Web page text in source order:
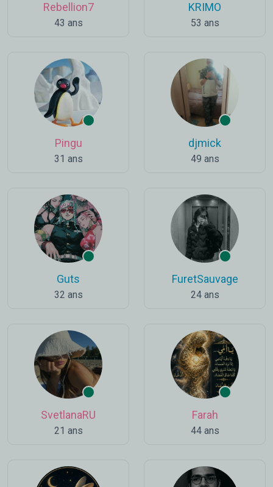
Rebellion7
43 ans
KRIMO
53 ans
Pingu
31 ans
djmick
49 ans
Guts
32 ans
FuretSauvage
24 ans
SvetlanaRU
21 ans
Farah
44 ans